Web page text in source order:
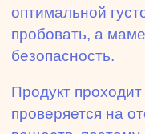
оптимальной
пробовать, а
безопасность.
Продукт проходит
проверяется на